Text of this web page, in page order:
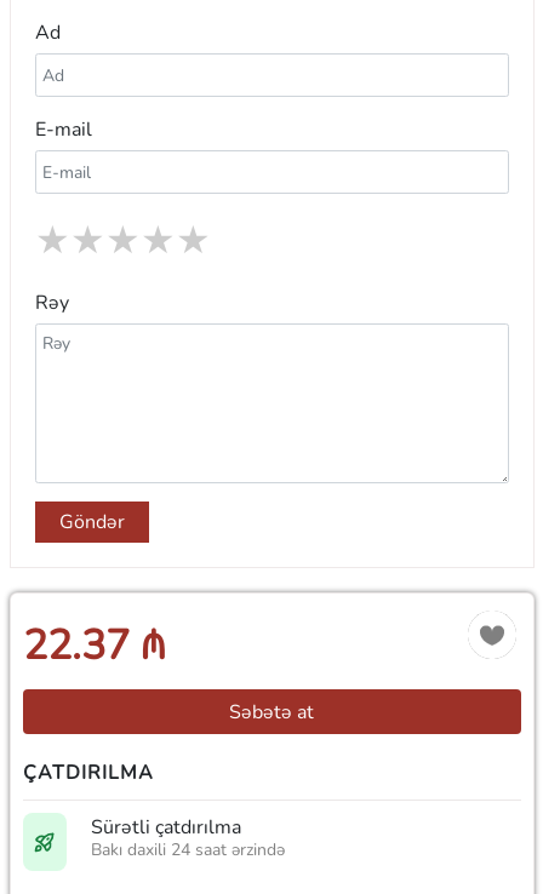
Ad
E-mail
★
★
★
★
★
Rəy
Göndər
22.37 ₼
Səbətə at
ÇATDIRILMA
Sürətli çatdırılma
Bakı daxili 24 saat ərzində